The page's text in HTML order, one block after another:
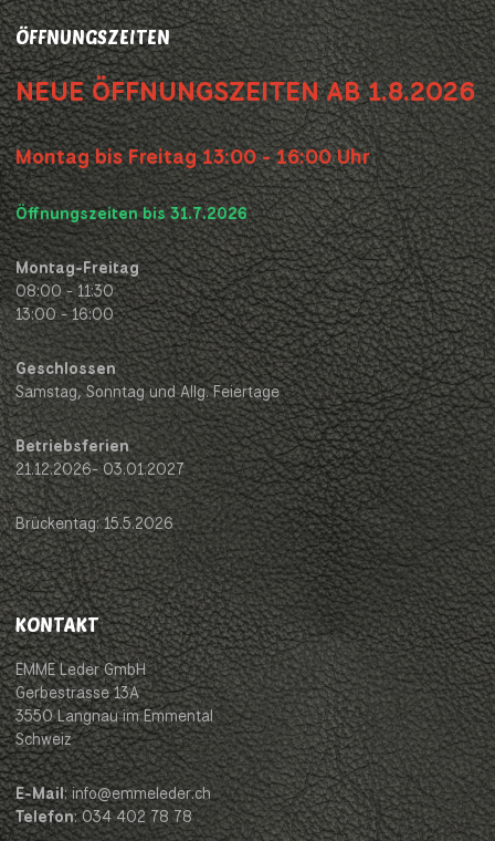
ÖFFNUNGSZEITEN
NEUE ÖFFNUNGSZEITEN AB 1.8.2026
Montag bis Freitag 13:00 - 16:00 Uhr
Öffnungszeiten bis 31.7.2026
Montag-Freitag
08:00 - 11:30
13:00 - 16:00
Geschlossen
Samstag, Sonntag und Allg. Feiertage
Betriebsferien
21.12.2026- 03.01.2027
Brückentag: 15.5.2026
KONTAKT
EMME Leder GmbH
Gerbestrasse 13A
3550 Langnau im Emmental
Schweiz
E-Mail: info@emmeleder.ch
Telefon: 034 402 78 78